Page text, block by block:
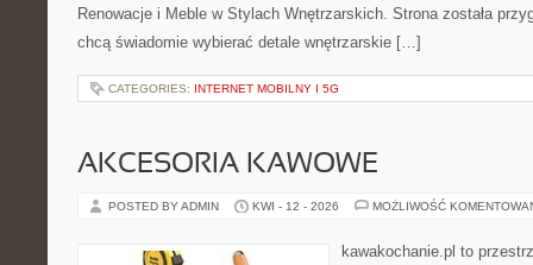
Renowacje i Meble w Stylach Wnętrzarskich. Strona została
chcą świadomie wybierać detale wnętrzarskie […]
CATEGORIES: INTERNET MOBILNY I 5G
AKCESORIA KAWOWE
POSTED BY ADMIN KWI - 12 - 2026 MOŻLIWOŚĆ
kawakochanie.pl to